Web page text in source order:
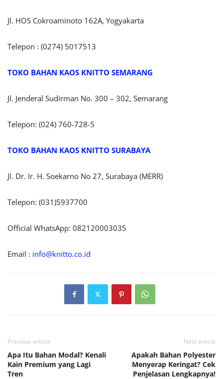
Jl. HOS Cokroaminoto 162A, Yogyakarta
Telepon : (0274) 5017513
TOKO BAHAN KAOS KNITTO SEMARANG
Jl. Jenderal Sudirman No. 300 – 302, Semarang
Telepon: (024) 760-728-5
TOKO BAHAN KAOS KNITTO SURABAYA
Jl. Dr. Ir. H. Soekarno No 27, Surabaya (MERR)
Telepon: (031)5937700
Official WhatsApp: 082120003035
Email : info@knitto.co.id
Previous article
Apa Itu Bahan Modal? Kenali
Kain Premium yang Lagi
Tren
Next article
Apakah Bahan Polyester
Menyerap Keringat? Cek
Penjelasan Lengkapnya!